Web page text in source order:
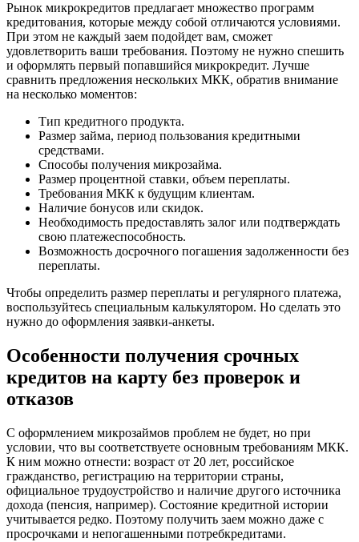
Рынок микрокредитов предлагает множество программ
кредитования, которые между собой отличаются условиями.
При этом не каждый заем подойдет вам, сможет
удовлетворить ваши требования. Поэтому не нужно спешить
и оформлять первый попавшийся микрокредит. Лучше
сравнить предложения нескольких МКК, обратив внимание
на несколько моментов:
Тип кредитного продукта.
Размер займа, период пользования кредитными
средствами.
Способы получения микрозайма.
Размер процентной ставки, объем переплаты.
Требования МКК к будущим клиентам.
Наличие бонусов или скидок.
Необходимость предоставлять залог или подтверждать
свою платежеспособность.
Возможность досрочного погашения задолженности без
переплаты.
Чтобы определить размер переплаты и регулярного платежа,
воспользуйтесь специальным калькулятором. Но сделать это
нужно до оформления заявки-анкеты.
Особенности получения срочных
кредитов на карту без проверок и
отказов
С оформлением микрозаймов проблем не будет, но при
условии, что вы соответствуете основным требованиям МКК.
К ним можно отнести: возраст от 20 лет, российское
гражданство, регистрацию на территории страны,
официальное трудоустройство и наличие другого источника
дохода (пенсия, например). Состояние кредитной истории
учитывается редко. Поэтому получить заем можно даже с
просрочками и непогашенными потребкредитами.